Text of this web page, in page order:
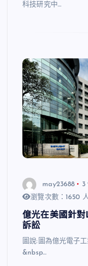
科技研究中…
may23688 3
瀏覽次數：1650
億光在美國針
訴訟
圖說:圖為億光電子
&nbsp…